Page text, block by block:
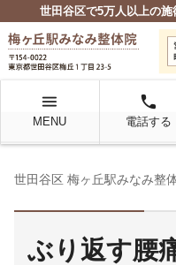
世田谷区で5万人以上の
menu
MENU
local_phone
電話する
世田谷区 梅ヶ丘駅みなみ整
ぶり返す腰